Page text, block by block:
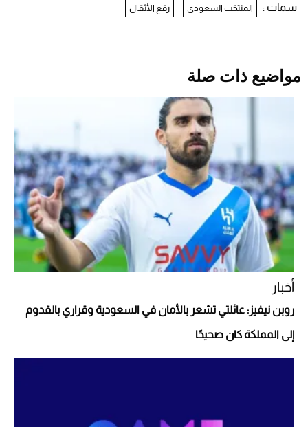
أغلى 10 عطور في العالم للرجال تمنحك فخامة
استثنائية
Comeback" في جدة (فيديو)
2026-07-25
"بوجاتي ميسترال" الاستثنائية للبيع في مزاد
سمات : المنتخب السعودي رفع الأثقال
مواضيع ذات صلة
أخبار
روبن نيفيز: عائلتي تشعر بالأمان في السعودية وقراري بالقدوم
إلى المملكة كان صحيحًا